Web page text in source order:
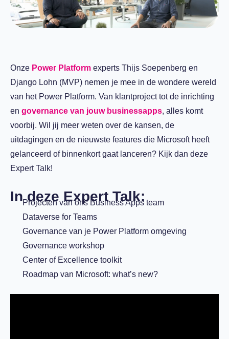
Werken bij InSpark
Onze Power Platform experts Thijs Soepenberg en
Django Lohn (MVP) nemen je mee in de wondere wereld
van het Power Platform. Van klantproject tot de inrichting
en governance van jouw businessapps, alles komt
voorbij. Wil jij meer weten over de kansen, de
uitdagingen en de nieuwste features die Microsoft heeft
gelanceerd of binnenkort gaat lanceren? Kijk dan deze
Expert Talk!
In deze Expert Talk:
Projecten van ons Business Apps team
Dataverse for Teams
Governance van je Power Platform omgeving
Governance workshop
Center of Excellence toolkit
Roadmap van Microsoft: what’s new?